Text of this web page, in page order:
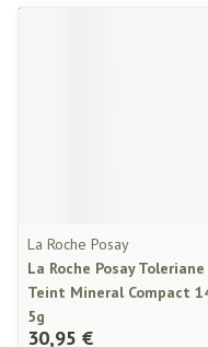
La Roche Posay
La Roche Posay Toleriane
Teint Mineral Compact
5g
30,95 €